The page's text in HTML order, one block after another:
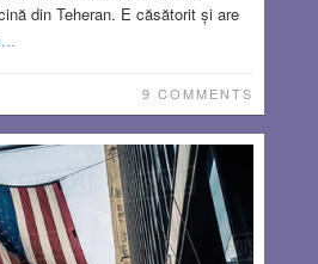
din Teheran. E căsătorit și are
9 COMMENTS